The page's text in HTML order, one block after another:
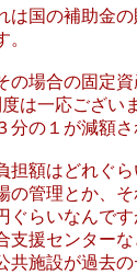
国の補助金
場合の固定
は一応ござ
分の１が減額
額はどれぐ
の管理とか、
らいなんで
援センター
施設が過去